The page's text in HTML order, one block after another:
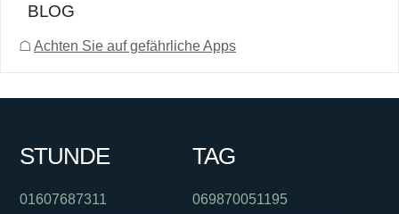
BLOG
☖ Achten Sie auf gefährliche Apps
STUNDE
01607687311
TAG
069870051195